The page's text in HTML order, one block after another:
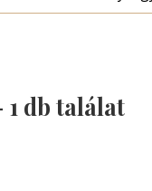
1 db találat